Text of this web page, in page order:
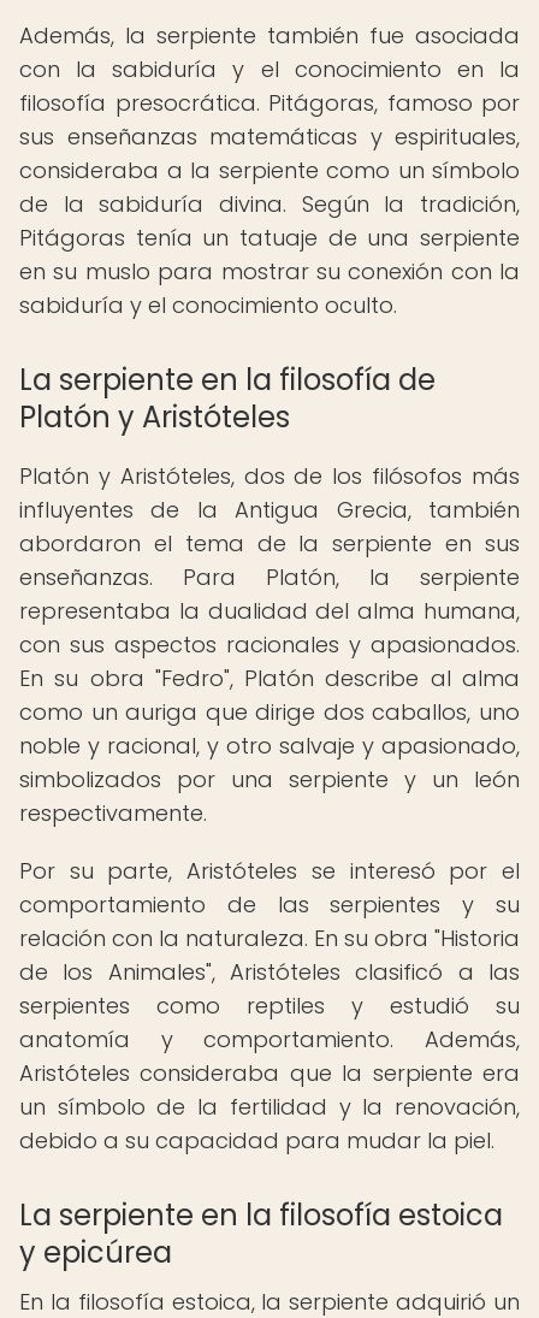
Además, la serpiente también fue asociada
con la sabiduría y el conocimiento en la
filosofía presocrática. Pitágoras, famoso por
sus enseñanzas matemáticas y espirituales,
consideraba a la serpiente como un símbolo
de la sabiduría divina. Según la tradición,
Pitágoras tenía un tatuaje de una serpiente
en su muslo para mostrar su conexión con la
sabiduría y el conocimiento oculto.
La serpiente en la filosofía de
Platón y Aristóteles
Platón y Aristóteles, dos de los filósofos más
influyentes de la Antigua Grecia, también
abordaron el tema de la serpiente en sus
enseñanzas. Para Platón, la serpiente
representaba la dualidad del alma humana,
con sus aspectos racionales y apasionados.
En su obra "Fedro", Platón describe al alma
como un auriga que dirige dos caballos, uno
noble y racional, y otro salvaje y apasionado,
simbolizados por una serpiente y un león
respectivamente.
Por su parte, Aristóteles se interesó por el
comportamiento de las serpientes y su
relación con la naturaleza. En su obra "Historia
de los Animales", Aristóteles clasificó a las
serpientes como reptiles y estudió su
anatomía y comportamiento. Además,
Aristóteles consideraba que la serpiente era
un símbolo de la fertilidad y la renovación,
debido a su capacidad para mudar la piel.
La serpiente en la filosofía estoica
y epicúrea
En la filosofía estoica, la serpiente adquirió un